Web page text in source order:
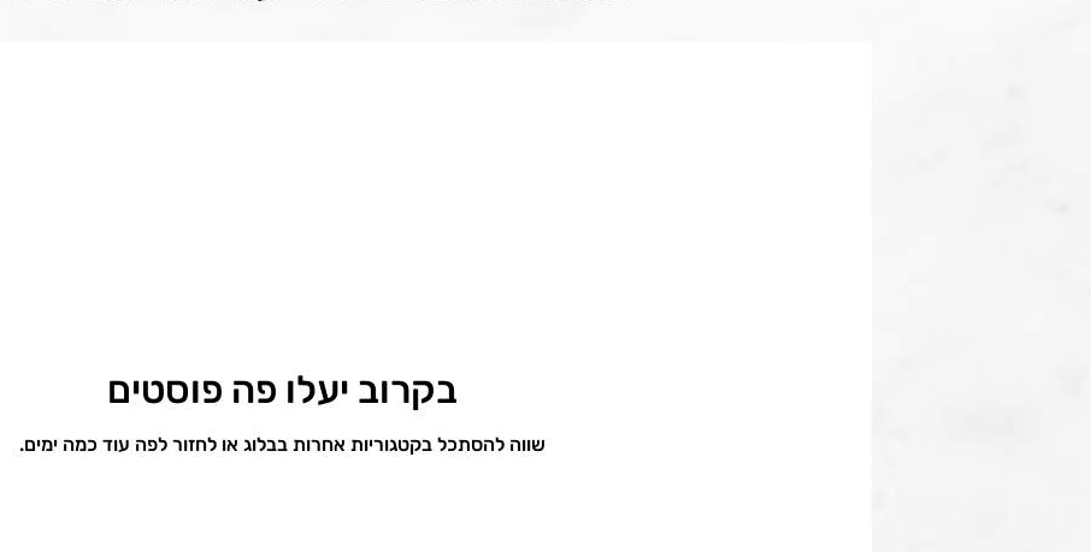
בקרוב יעלו פה פוסטים
שווה להסתכל בקטגוריות אחרות בבלוג או לחזור לפה עוד כמה ימים.